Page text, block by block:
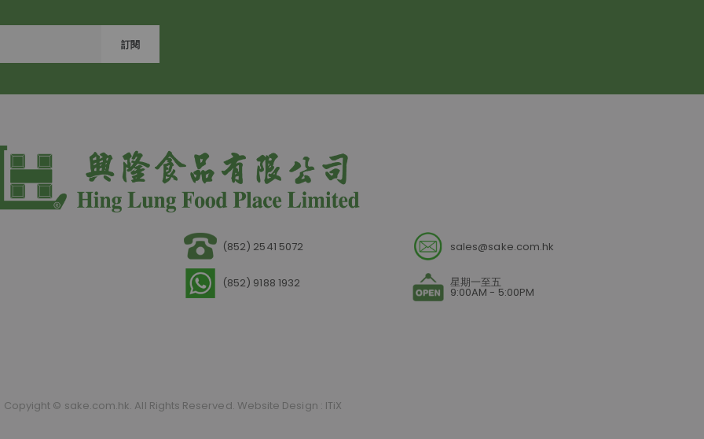
訂閱
(852) 2541 5072 sales@sake.com.hk
(852) 9188 1932 星期一至五
9:00AM - 5:00PM
Copyight © sake.com.hk. All Rights Reserved. Website Design : ITiX